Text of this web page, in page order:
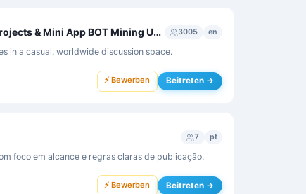
Telegram New Earnings Projects & Mini App BOT Mining Updates by FriendlyENG 3005 en
in a casual, worldwide discussion space.
⚡ Bewerben Beitreten →
7 pt
foco em alcance e regras claras de publicação.
⚡ Bewerben Beitreten →